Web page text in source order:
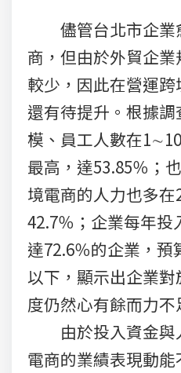
儘管台北市企業
商，但由於外貿企
較少，因此在營運
還有待提升。根據
模、員工人數在
最高，達53.85％；
境電商的人力也多
42.7％；企業每年
達72.6％的企業，預
以下，顯示出企業
度仍然心有餘而力不
由於投入資金與
電商的業績表現動